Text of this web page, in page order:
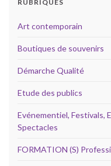
RUBRIQUES
Art contemporain
Boutiques de souvenirs
Démarche Qualité
Etude des publics
Evénementiel, Festivals,
Spectacles
FORMATION (S)